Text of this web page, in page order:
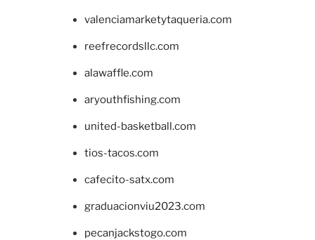
valenciamarketytaqueria.com
reefrecordsllc.com
alawaffle.com
aryouthfishing.com
united-basketball.com
tios-tacos.com
cafecito-satx.com
graduacionviu2023.com
pecanjackstogo.com